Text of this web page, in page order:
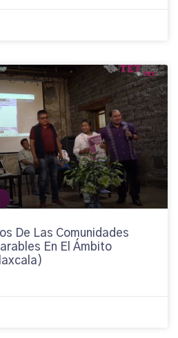
De Las Comunidades
En El Ámbito